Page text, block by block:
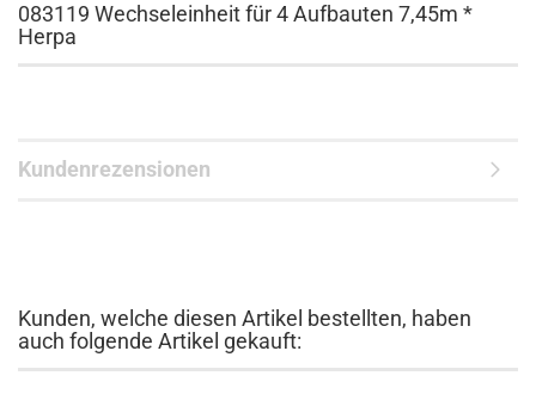
083119 Wechseleinheit für 4 Aufbauten 7,45m *
Herpa
Kundenrezensionen
Kunden, welche diesen Artikel bestellten, haben
auch folgende Artikel gekauft: